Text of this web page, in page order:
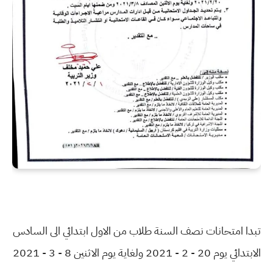
تبدا امتحانات نصف السنة طلاب من الاول ابتدائي الى السادس
الابتدائي يوم 20 - 2 - 2021 ولغاية يوم الاثنين 8 - 3 - 2021